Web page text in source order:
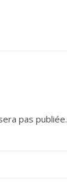
pas publiée.